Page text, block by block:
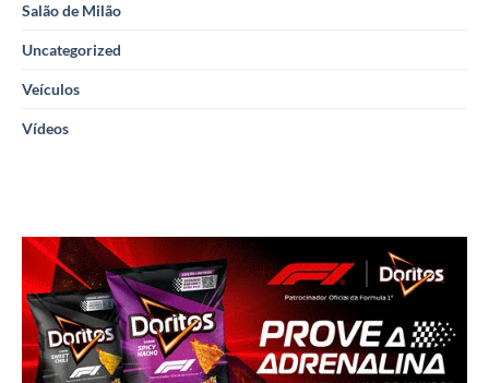
Salão de Milão
Uncategorized
Veículos
Vídeos